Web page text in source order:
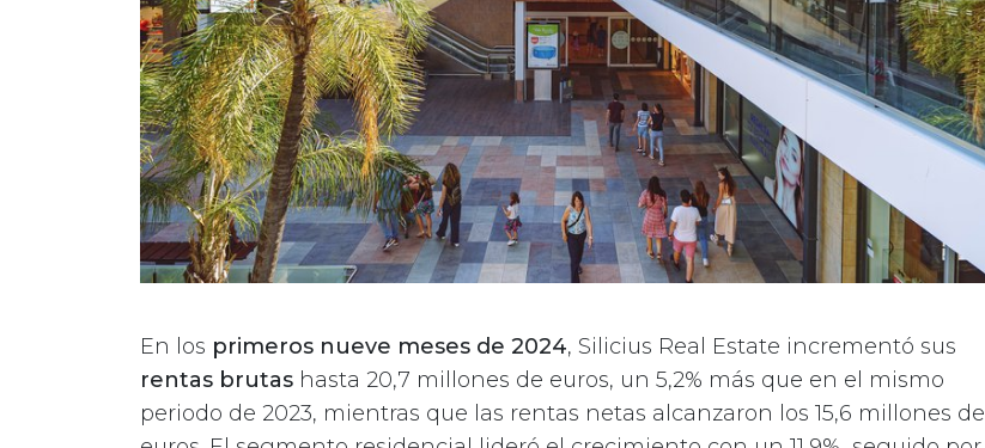
En los primeros nueve meses de 2024, Silicius Real Estate incrementó sus
rentas brutas hasta 20,7 millones de euros, un 5,2% más que en el mismo
periodo de 2023, mientras que las rentas netas alcanzaron los 15,6 millones de